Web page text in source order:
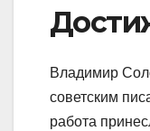
Владимир
советским
работа